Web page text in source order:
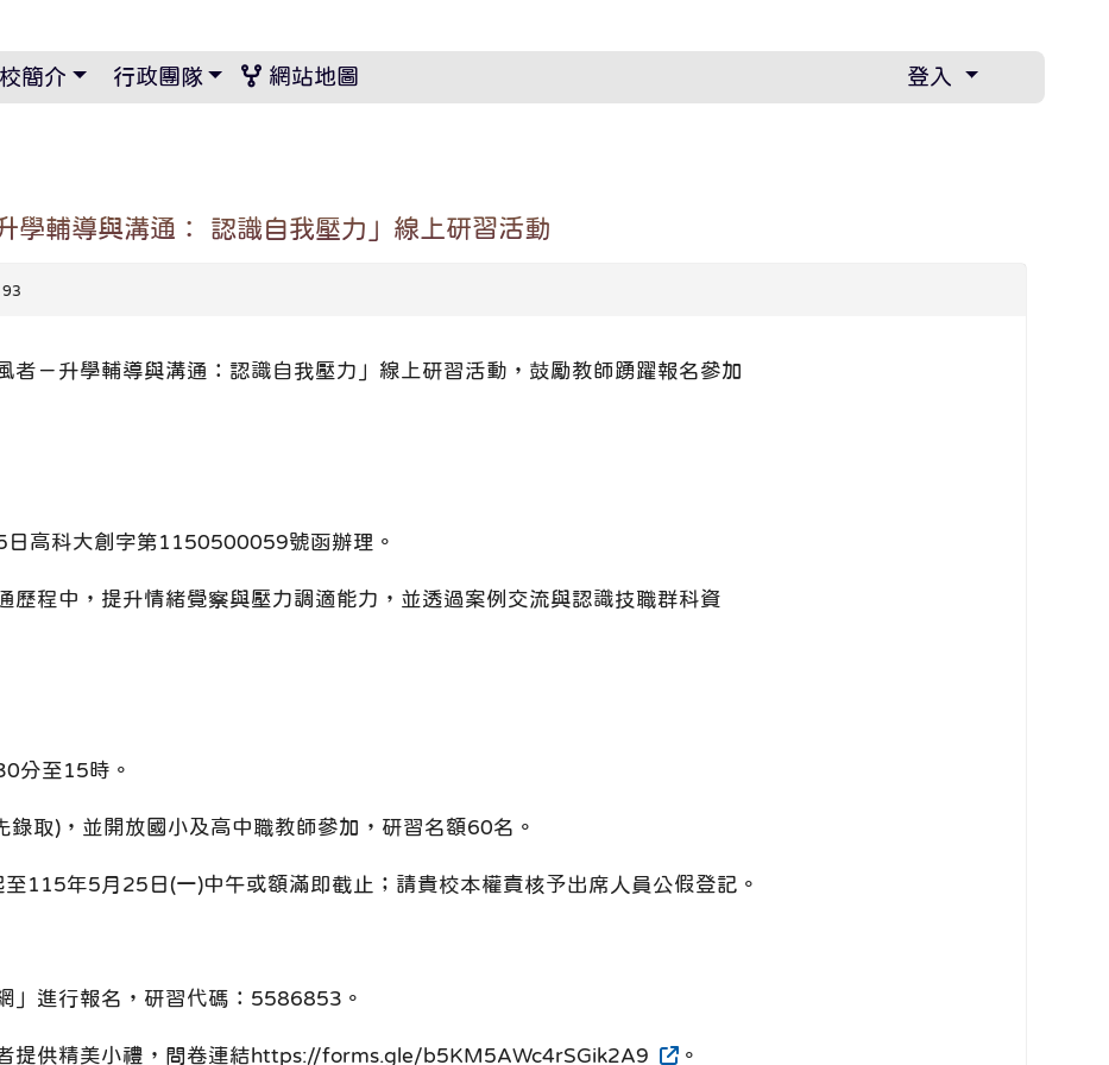
佈景設定
簡介 行政團隊 網站地圖 登入
學輔導與溝通： 認識自我壓力」線上研習活動
者－升學輔導與溝通：認識自我壓力」線上研習活動，鼓勵教師踴躍報名參加
高科大創字第1150500059號函辦理。
歷程中，提升情緒覺察與壓力調適能力，並透過案例交流與認識技職群科資
分至15時。
取)，並開放國小及高中職教師參加，研習名額60名。
115年5月25日(一)中午或額滿即截止；請貴校本權責核予出席人員公假登記。
」進行報名，研習代碼：5586853。
提供精美小禮，問卷連結https://forms.gle/b5KM5AWc4rSGik2A9 。